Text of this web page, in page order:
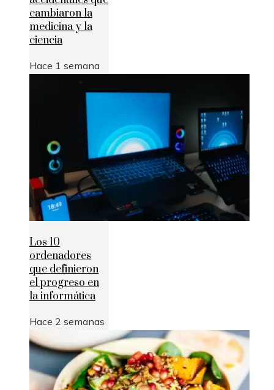
cambiaron la
medicina y la
ciencia
Hace 1 semana
Los 10
ordenadores
que definieron
el progreso en
la informática
Hace 2 semanas